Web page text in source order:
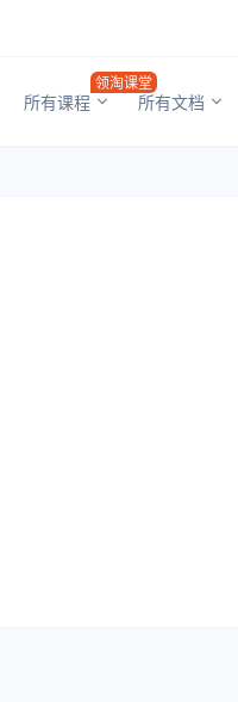
所有课程
领淘课堂
所有文档